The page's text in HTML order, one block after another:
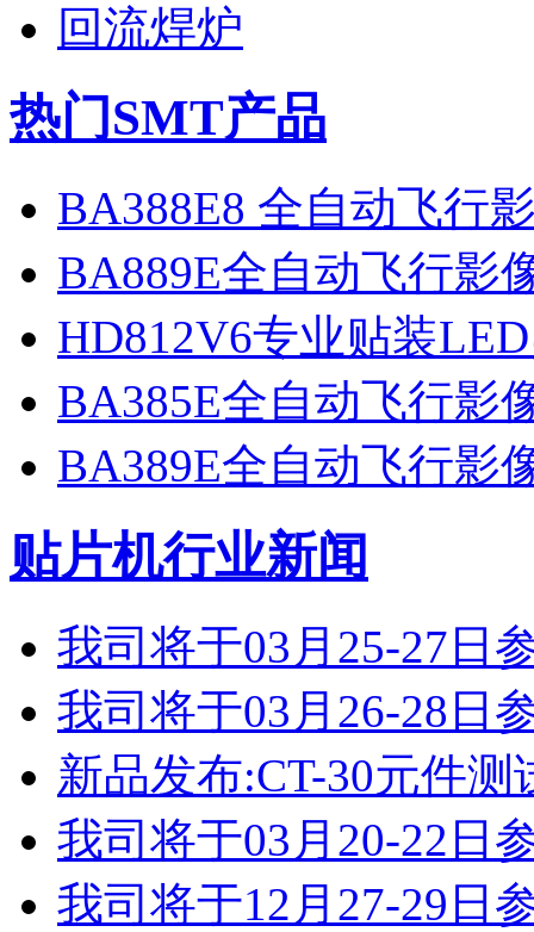
回流焊炉
热门SMT产品
BA388E8 全自动飞行
BA889E全自动飞行影
HD812V6专业贴装
BA385E全自动飞行影
BA389E全自动飞行影
贴片机行业新闻
我司将于03月25-27日
我司将于03月26-28日
新品发布:CT-30元件测
我司将于03月20-22日
我司将于12月27-29日